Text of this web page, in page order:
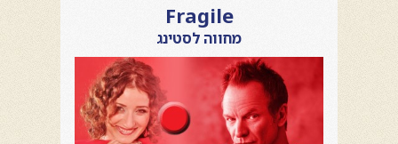
Fragile
מחווה לסטינג